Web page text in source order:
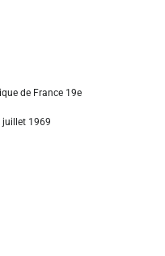
de France 19e
juillet 1969